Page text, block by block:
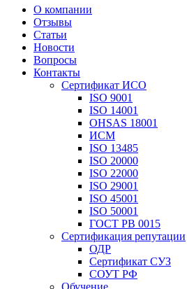
О компании
Отзывы
Статьи
Новости
Вопросы
Контакты
Сертификат ИСО
ISO 9001
ISO 14001
OHSAS 18001
ИСМ
ISO 13485
ISO 20000
ISO 22000
ISO 29001
ISO 45001
ISO 50001
ГОСТ РВ 0015
Сертификация репутации
ОДР
Сертификат СУЗ
СОУТ РФ
Обучение